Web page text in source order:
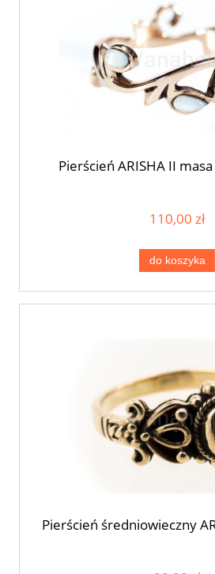
Pierścień ARISHA II
110,00 zł
do koszyka
Pierścień średniowieczny